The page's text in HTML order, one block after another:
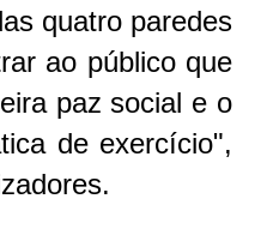
quatro paredes
ao público que
paz social e o
de exercício",